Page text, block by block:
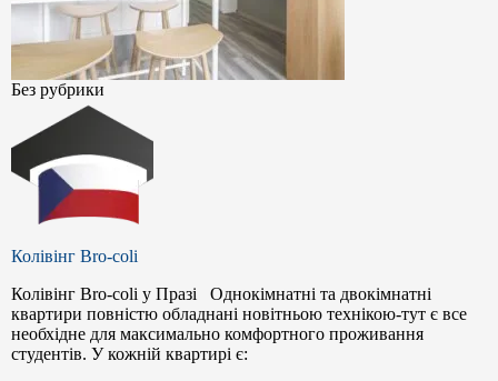
Без рубрики
Колівінг Bro-coli
Колівінг Bro-coli у Празі Однокімнатні та двокімнатні
квартири повністю обладнані новітньою технікою-тут є все
необхідне для максимально комфортного проживання
студентів. У кожній квартирі є: